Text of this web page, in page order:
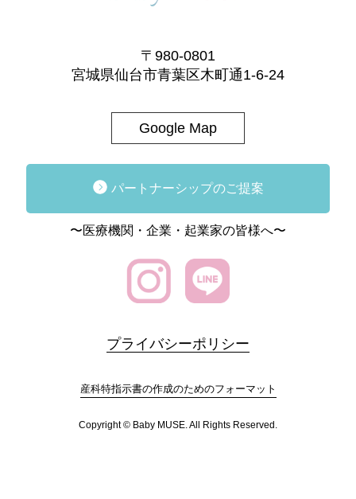
〒980-0801
宮城県仙台市青葉区木町通1-6-24
Google Map
パートナーシップのご提案
〜医療機関・企業・起業家の皆様へ〜
プライバシーポリシー
産科特指示書の作成のためのフォーマット
Copyright © Baby MUSE. All Rights Reserved.